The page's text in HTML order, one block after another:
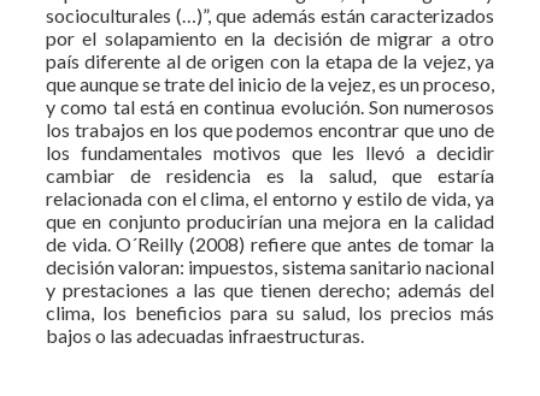
socioculturales (…)”, que además están caracterizados
por el solapamiento en la decisión de migrar a otro
país diferente al de origen con la etapa de la vejez, ya
que aunque se trate del inicio de la vejez, es un proceso,
y como tal está en continua evolución. Son numerosos
los trabajos en los que podemos encontrar que uno de
los fundamentales motivos que les llevó a decidir
cambiar de residencia es la salud, que estaría
relacionada con el clima, el entorno y estilo de vida, ya
que en conjunto producirían una mejora en la calidad
de vida. O´Reilly (2008) refiere que antes de tomar la
decisión valoran: impuestos, sistema sanitario nacional
y prestaciones a las que tienen derecho; además del
clima, los beneficios para su salud, los precios más
bajos o las adecuadas infraestructuras.